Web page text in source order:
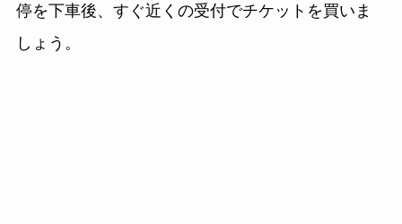
停を下車後、すぐ近くの受付でチケットを買いま
しょう。